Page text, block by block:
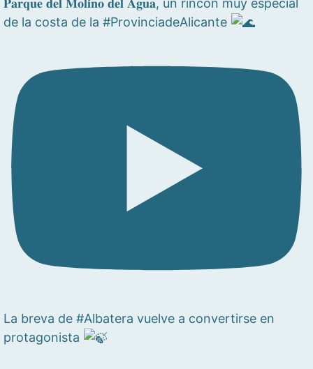
de la costa de la #ProvinciadeAlicante
La breva de #Albatera vuelve a convertirse en
protagonista